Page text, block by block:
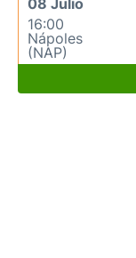
08 Julio
16:00
Nápoles
(NAP)